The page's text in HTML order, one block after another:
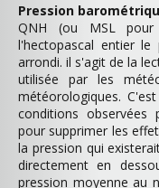
Pression
QNH (ou MSL pour
l'hectopascal entier le
arrondi. il s'agit de la
utilisée par les
météorologiques.
conditions observées
pour supprimer les
la pression qui
directement en
pression moyenne au